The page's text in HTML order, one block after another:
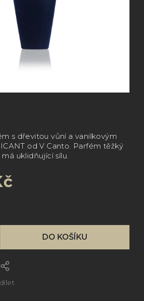
s dřevitou vůní a vanilkovým
od V Canto. Parfém těžký
uklidňující sílu.
DO KOŠÍKU